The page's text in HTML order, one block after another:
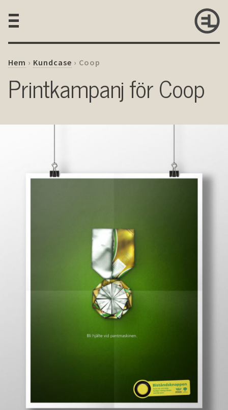
Hem › Kundcase › Coop
Printkampanj för Coop